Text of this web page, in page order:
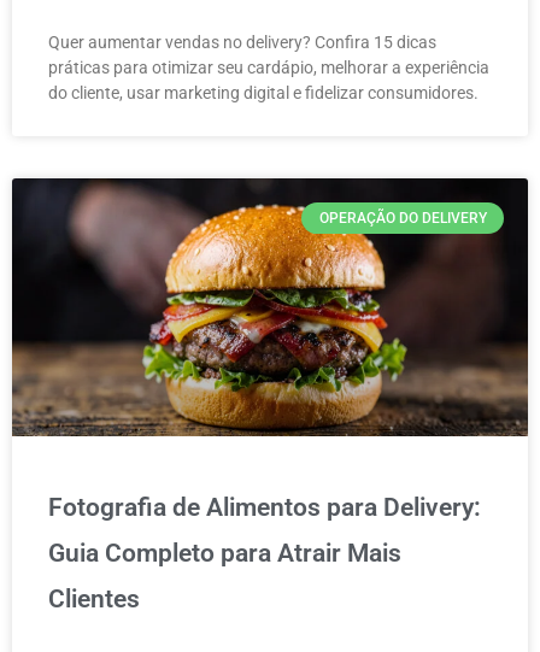
Quer aumentar vendas no delivery? Confira 15 dicas
práticas para otimizar seu cardápio, melhorar a experiência
do cliente, usar marketing digital e fidelizar consumidores.
OPERAÇÃO DO DELIVERY
Fotografia de Alimentos para Delivery:
Guia Completo para Atrair Mais
Clientes